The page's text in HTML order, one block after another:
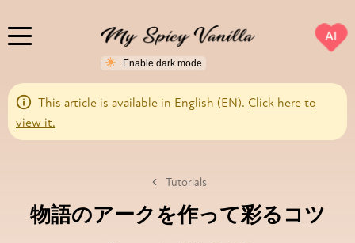
AI
This article is available in English (EN). Click here to
view it.
Tutorials
物語のアークを作って彩るコツ